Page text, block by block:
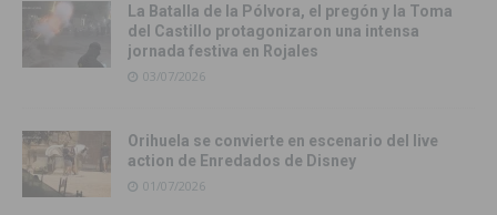
La Batalla de la Pólvora, el pregón y la Toma
del Castillo protagonizaron una intensa
jornada festiva en Rojales
03/07/2026
Orihuela se convierte en escenario del live
action de Enredados de Disney
01/07/2026